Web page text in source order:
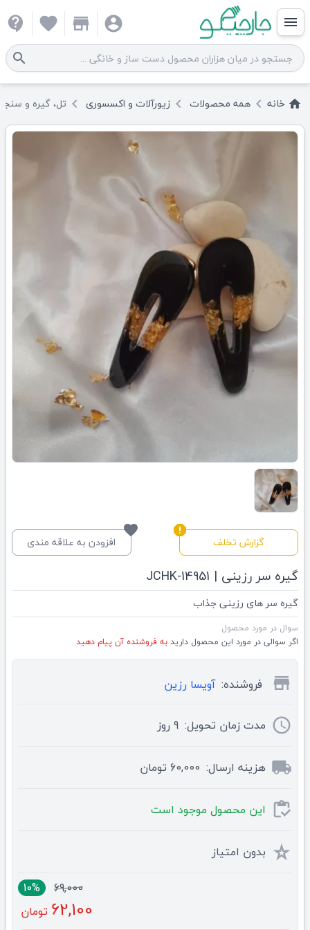
menu
search
account_circle
store
favorite
contact_support
home خانه keyboard_arrow_left همه محصولات keyboard_arrow_left زیورآلات و اکسسوری keyboard_arrow_left تل، گیره و
report
گزارش تخلف
favorite
افزودن به علاقه مندی
گیره سر رزینی | JCHK-14951
گیره سر های رزینی جذاب
سوال در مورد محصول
اگر سوالی در مورد این محصول داریدبه فروشنده آن پیام دهید
store فروشنده: آویسا رزین
schedule مدت زمان تحویل: 9 روز
local_shipping هزینه ارسال: 60,000 تومان
inventory این محصول موجود است
star_rate بدون امتیاز
10%
69,000
62,100 تومان